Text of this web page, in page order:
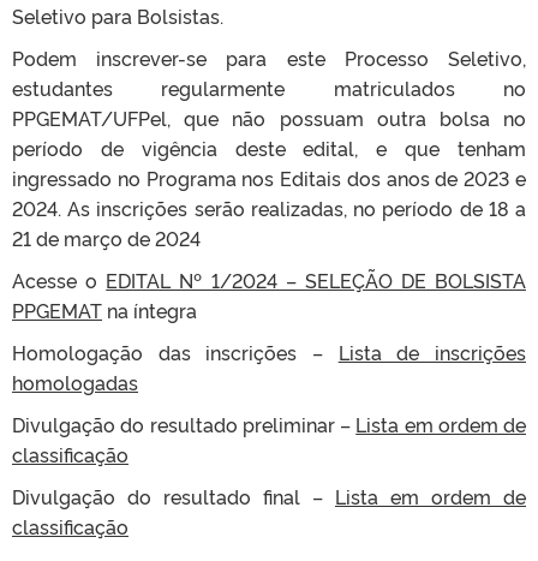
Seletivo para Bolsistas.
Podem inscrever-se para este Processo Seletivo,
estudantes regularmente matriculados no
PPGEMAT/UFPel, que não possuam outra bolsa no
período de vigência deste edital, e que tenham
ingressado no Programa nos Editais dos anos de 2023 e
2024. As inscrições serão realizadas, no período de 18 a
21 de março de 2024
Acesse o EDITAL Nº 1/2024 – SELEÇÃO DE BOLSISTA
PPGEMAT na íntegra
Homologação das inscrições – Lista de inscrições
homologadas
Divulgação do resultado preliminar – Lista em ordem de
classificação
Divulgação do resultado final – Lista em ordem de
classificação